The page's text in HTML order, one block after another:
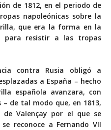
de 1812, en el periodo de
napoleónicas sobre la
que era la forma en la
para resistir a las tropas
contra Rusia obligó a
a España – hecho
española avanzara, con
de tal modo que, en 1813,
Valençay por el que se
reconoce a Fernando VII